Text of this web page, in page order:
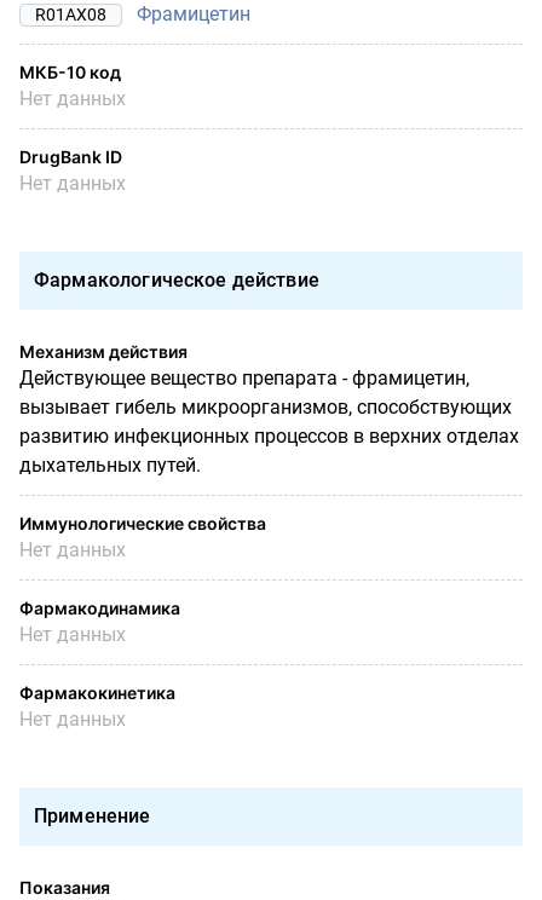
R01AX08 Фрамицетин
МКБ-10 код
Нет данных
DrugBank ID
Нет данных
Фармакологическое действие
Механизм действия
Действующее вещество препарата - фрамицетин,
вызывает гибель микроорганизмов, способствующих
развитию инфекционных процессов в верхних отделах
дыхательных путей.
Иммунологические свойства
Нет данных
Фармакодинамика
Нет данных
Фармакокинетика
Нет данных
Применение
Показания